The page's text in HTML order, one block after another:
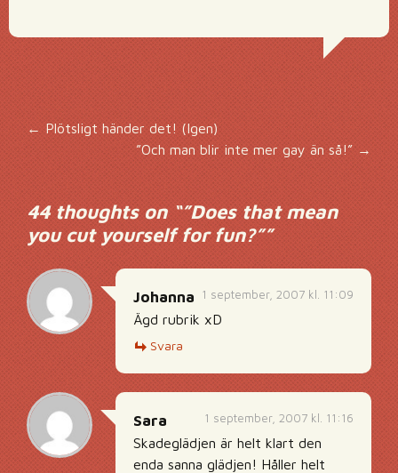
Inläggsnavigering
← Plötsligt händer det! (Igen)
”Och man blir inte mer gay än så!”→
44 thoughts on “”Does that mean
you cut yourself for fun?””
1 september, 2007 kl. 11:09
Johanna
Ägd rubrik xD
Svara
1 september, 2007 kl. 11:16
Sara
Skadeglädjen är helt klart den
enda sanna glädjen! Håller helt